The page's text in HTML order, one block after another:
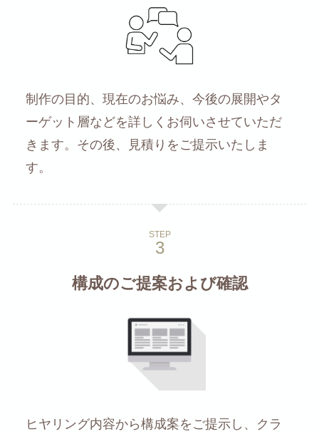
制作の目的、現在のお悩み、今後の展開やタ
ーゲット層などを詳しくお伺いさせていただ
きます。その後、見積りをご提示いたしま
す。
STEP
構成のご提案および確認
ヒヤリング内容から構成案をご提示し、クラ